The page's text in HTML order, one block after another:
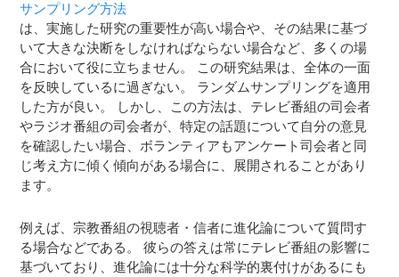
サンプリング方法
は、実施した研究の重要性が高い場合や、その結果に基づ
いて大きな決断をしなければならない場合など、多くの場
合において役に立ちません。 この研究結果は、全体の一面
を反映しているに過ぎない。 ランダムサンプリングを適用
した方が良い。 しかし、この方法は、テレビ番組の司会者
やラジオ番組の司会者が、特定の話題について自分の意見
を確認したい場合、ボランティアもアンケート司会者と同
じ考え方に傾く傾向がある場合に、展開されることがあり
ます。
例えば、宗教番組の視聴者・信者に進化論について質問す
る場合などである。 彼らの答えは常にテレビ番組の影響に
基づいており、進化論には十分な科学的裏付けがあるにも